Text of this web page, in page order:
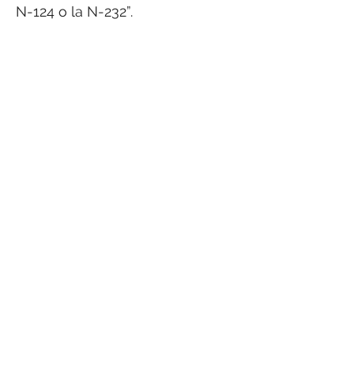
N-124 o la N-232”.